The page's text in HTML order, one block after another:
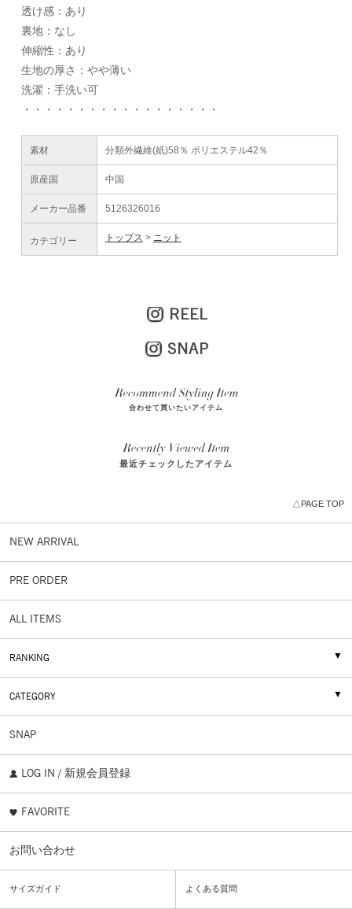
透け感：あり
裏地：なし
伸縮性：あり
生地の厚さ：やや薄い
洗濯：手洗い可
・・・・・・・・・・・・・・・・・・
素材 分類外繊維(紙)58％ ポリエステル42％
原産国 中国
メーカー品番 5126326016
カテゴリー トップス ニット
REEL
SNAP
合わせて買いたいアイテム
最近チェックしたアイテム
△PAGE TOP
NEW ARRIVAL
PRE ORDER
ALL ITEMS
RANKING
CATEGORY
SNAP
LOG IN / 新規会員登録
FAVORITE
お問い合わせ
サイズガイド よくある質問